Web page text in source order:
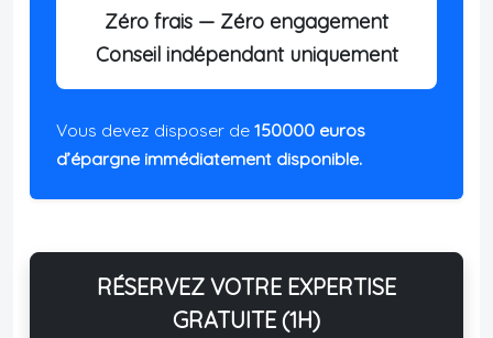
Zéro frais — Zéro engagement
Conseil indépendant uniquement
Vous devez disposer de 150000 euros
d’épargne immédiatement disponible.
RÉSERVEZ VOTRE EXPERTISE
GRATUITE (1H)